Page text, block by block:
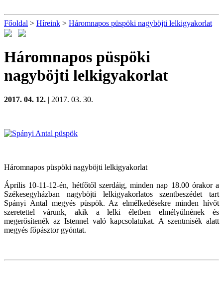
Főoldal > Híreink > Háromnapos püspöki nagyböjti lelkigyakorlat
Háromnapos püspöki
nagyböjti lelkigyakorlat
2017. 04. 12. | 2017. 03. 30.
Háromnapos püspöki nagyböjti lelkigyakorlat
Április 10-11-12-én, hétfőtől szerdáig, minden nap 18.00 órakor a
Székesegyházban nagyböjti lelkigyakorlatos szentbeszédet tart
Spányi Antal megyés püspök. Az elmélkedésekre minden hívőt
szeretettel várunk, akik a lelki életben elmélyülnének és
megerősítenék az Istennel való kapcsolatukat. A szentmisék alatt
megyés főpásztor gyóntat.